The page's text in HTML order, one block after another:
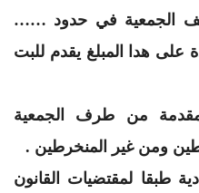
الجمعية في حدود ……
هدا المبلغ يقدم للبت
من طرف الجمعية
ومن غير المنخرطين .
طبقا لمقتضيات القانون